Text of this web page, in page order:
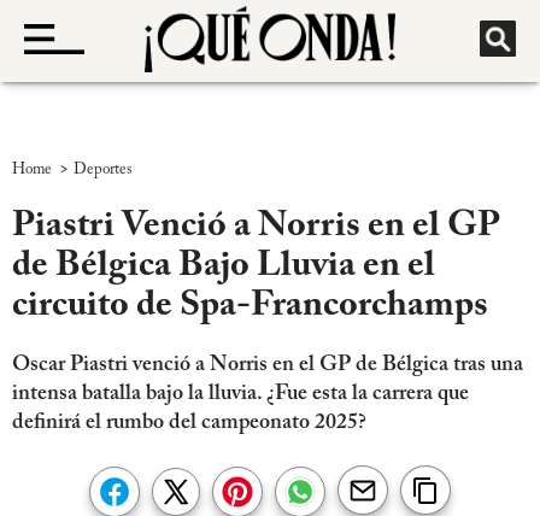
Home > Deportes
Piastri Venció a Norris en el GP
de Bélgica Bajo Lluvia en el
circuito de Spa-Francorchamps
Oscar Piastri venció a Norris en el GP de Bélgica tras una
intensa batalla bajo la lluvia. ¿Fue esta la carrera que
definirá el rumbo del campeonato 2025?